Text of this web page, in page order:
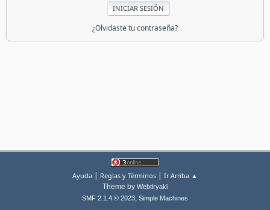
¿Olvidaste tu contraseña?
Ayuda | Reglas y Términos | Ir Arriba ▲
Theme by Webtiryaki
SMF 2.1.4 © 2023, Simple Machines